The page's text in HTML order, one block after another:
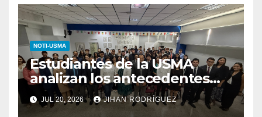
NOTI-USMA
Estudiantes de la USMA
analizan los antecedentes
del Derecho Romano junto a
diputada invitada
JUL 20, 2026 JIHAN RODRÍGUEZ